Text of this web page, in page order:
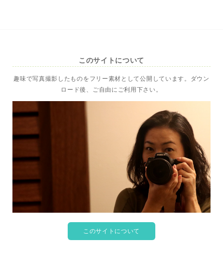
このサイトについて
趣味で写真撮影したものをフリー素材として公開しています。ダウン
ロード後、ご自由にご利用下さい。
このサイトについて